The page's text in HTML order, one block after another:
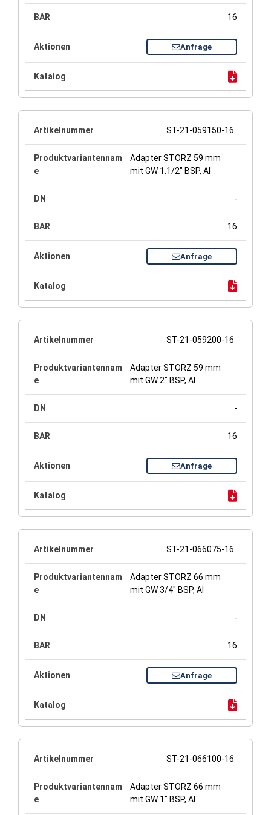
16
Anfrage
ST-21-059150-16
Adapter STORZ 59 mm
mit GW 1.1/2" BSP, Al
-
16
Anfrage
ST-21-059200-16
Adapter STORZ 59 mm
mit GW 2" BSP, Al
-
16
Anfrage
ST-21-066075-16
Adapter STORZ 66 mm
mit GW 3/4" BSP, Al
-
16
Anfrage
ST-21-066100-16
Adapter STORZ 66 mm
mit GW 1" BSP, Al